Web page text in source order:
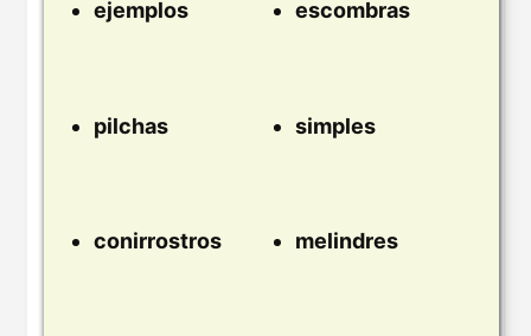
ejemplos escombras
pilchas simples
conirrostros melindres